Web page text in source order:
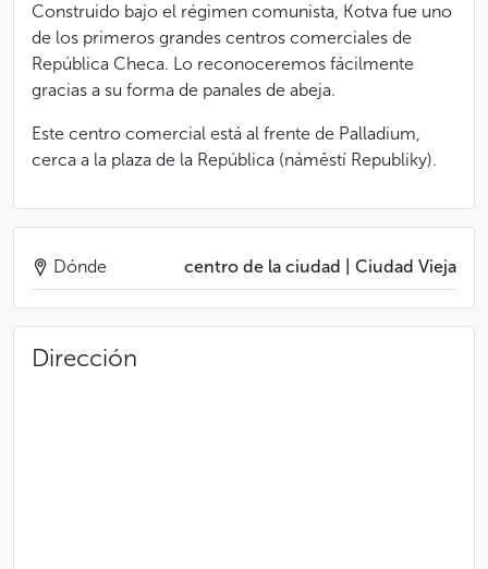
Construido bajo el régimen comunista, Kotva fue uno
de los primeros grandes centros comerciales de
República Checa. Lo reconoceremos fácilmente
gracias a su forma de panales de abeja.
Este centro comercial está al frente de Palladium,
cerca a la plaza de la República (náměstí Republiky).
Dónde centro de la ciudad | Ciudad Vieja
Dirección